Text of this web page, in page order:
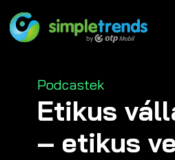
Categories
Podcastek
Etikus
– etikus